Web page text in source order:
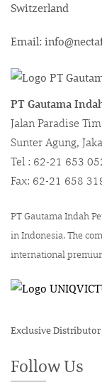
Switzerland
Email:
PT Gautama
Jalan Paradise
Sunter Agung,
Tel : 62-21 653
Fax: 62-21 658
PT Gautama Indah
in Indonesia. The
international
Exclusive
Follow Us